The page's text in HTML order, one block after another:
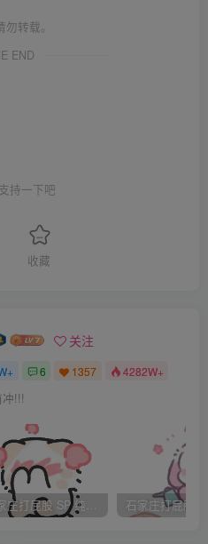
公司的星探找上门来。
斯特市郊，专门拍摄鞭打电
。模特被绑上刑讯架，臀部
绑缚在刑具上，〖阴.户〗
条五十下鞭打，并且会被录制
回国内，自己，连同家人，
有亚洲女孩曾经接受过MOOD
，又急需用钱的小柔，星探自
做鞭打替身，镜头只给娇
提高五十美刀；如果能挨得
已然知晓。但每次想到自己苦
；娇臀必然惨糟不幸，却换的
泪，点头应下。
转载。
END
持一下吧
收藏
关注
6 1357 4282W+
!!!
石家庄打屁股 SP 纯实践